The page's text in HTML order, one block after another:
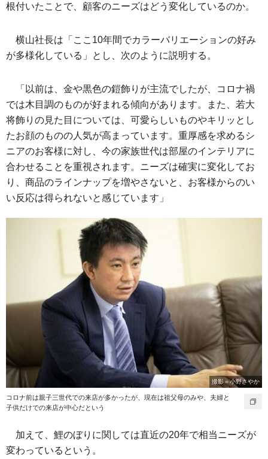
根付いたことで、顧客のニーズはどう変化しているのか。
横山社長は「ここ10年間でカラーバリエーションの好み
が多様化している」とし、次のように説明する。
「以前は、金や黒色の鎧飾りが主流でしたが、コロナ禍
では木目調のものが好まれる傾向があります。また、若大
将飾りの見た目については、可愛らしいものやキリッとし
たお顔のものの人気が高まっています。重厚感を求めるシ
ニアのお客様に対し、今の家族世代は部屋のインテリアに
合わせることを重視されます。ニーズは確実に変化してお
り、商品のラインナップを増やさないと、お客様からのい
い反応は得られないと感じています」
撮影＝小野さやか
コロナ前は親子三世代での来店が多かったが、現在は祖父母のみや、夫婦と
子供だけでの来店が中心だという
加えて、鯉のぼりに関しては直近の20年で相当ニーズが
変わっているという。